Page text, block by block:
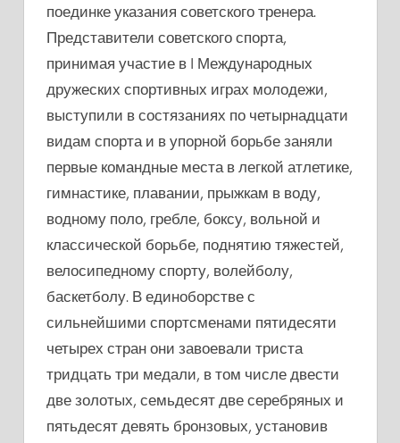
поединке указания советского тренера.
Представители советского спорта,
принимая участие в I Международных
дружеских спортивных играх молодежи,
выступили в состязаниях по четырнадцати
видам спорта и в упорной борьбе заняли
первые командные места в легкой атлетике,
гимнастике, плавании, прыжкам в воду,
водному поло, гребле, боксу, вольной и
классической борьбе, поднятию тяжестей,
велосипедному спорту, волейболу,
баскетболу. В единоборстве с
сильнейшими спортсменами пятидесяти
четырех стран они завоевали триста
тридцать три медали, в том числе двести
две золотых, семьдесят две серебряных и
пятьдесят девять бронзовых, установив